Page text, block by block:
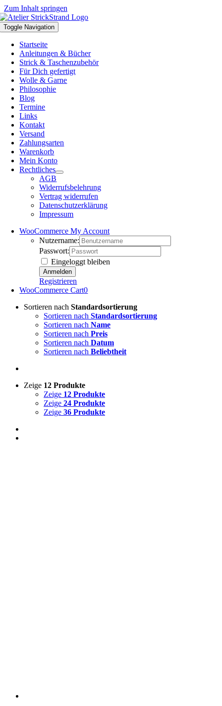
Zum Inhalt springen
Toggle Navigation
Startseite
Anleitungen & Bücher
Strick & Taschenzubehör
Für Dich gefertigt
Wolle & Garne
Philosophie
Blog
Termine
Links
Kontakt
Versand
Zahlungsarten
Warenkorb
Mein Konto
Rechtliches
AGB
Widerrufsbelehrung
Vertrag widerrufen
Datenschutzerklärung
Impressum
WooCommerce My Account
Nutzername:
Passwort:
Eingeloggt bleiben
Registrieren
WooCommerce Cart0
Sortieren nach Standardsortierung
Sortieren nach Standardsortierung
Sortieren nach Name
Sortieren nach Preis
Sortieren nach Datum
Sortieren nach Beliebtheit
Zeige 12 Produkte
Zeige 12 Produkte
Zeige 24 Produkte
Zeige 36 Produkte